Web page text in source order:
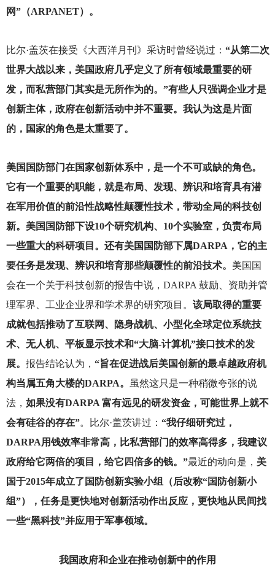
网”（ARPANET）。
比尔·盖茨在接受《大西洋月刊》采访时曾经说过： “从第二次
世界大战以来，美国政府几乎定义了所有领域最重要的研
发，而私营部门其实是无所作为的。”有些人只强调企业才是
创新主体，政府在创新活动中并不重要。我认为这是片面
的，国家的角色是太重要了。
美国国防部门在国家创新体系中，是一个不可或缺的角色。
它有一个重要的职能，就是布局、发现、辨识和培育具有潜
在军用价值的前沿性战略性颠覆性技术，带动全局的科技创
新。美国国防部下设10个研究机构、10个实验室，负责布局
一些重大的科研项目。还有美国国防部下属DARPA，它的主
要任务是发现、辨识和培育那些颠覆性的前沿技术。 美国国
会在一个关于科技创新的报告中说，DARPA 鼓励、资助并管
理军界、工业企业界和学术界的研究项目。 该局取得的重要
成就包括推动了互联网、隐身战机、小型化全球定位系统技
术、无人机、平板显示技术和“大脑-计算机”接口技术的发
展。 报告结论认为， “旨在促进战后美国创新的最卓越政府机
构当属五角大楼的DARPA。 虽然这只是一种稍微夸张的说
法， 如果没有DARPA 富有远见的研发资金，可能世界上就不
会有硅谷的存在”。比尔·盖茨讲过： “我仔细研究过，
DARPA用钱效率非常高，比私营部门的效率高得多，我建议
政府给它两倍的项目，给它四倍多的钱。”最近的动向是， 美
国于2015年成立了国防创新实验小组（后改称“国防创新小
组”），任务是更快地对创新活动作出反应，更快地从民间找
一些“黑科技”并应用于军事领域。
我国政府和企业在推动创新中的作用